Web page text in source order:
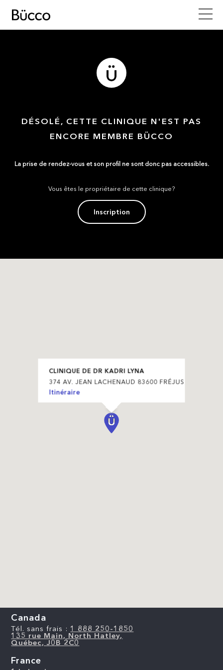
DÉSOLÉ, CETTE CLINIQUE N'EST PAS
ENCORE MEMBRE BÜCCO
La prise de rendez-vous et son profil ne sont donc pas accessibles.
Vous êtes le propriétaire de cette clinique?
Inscription
CLINIQUE DE DR KADRI LYNA
374 AV. JEAN LACHENAUD 83600 FRÉJUS
Itinéraire
Canada
Tél. sans frais : 1 888 250-1850
135 rue Main, North Hatley,
Québec, J0B 2C0
France